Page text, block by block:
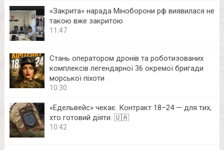
«Закрита» нарада Міноборони рф виявилася не
такою вже закритою
11:47
Стань оператором дронів та роботизованих
комплексів легендарної 36 окремої бригади
морської піхоти
10:30
«Едельвейс» чекає. Контракт 18–24 — для тих,
хто готовий діяти. 🇺🇦
10:42